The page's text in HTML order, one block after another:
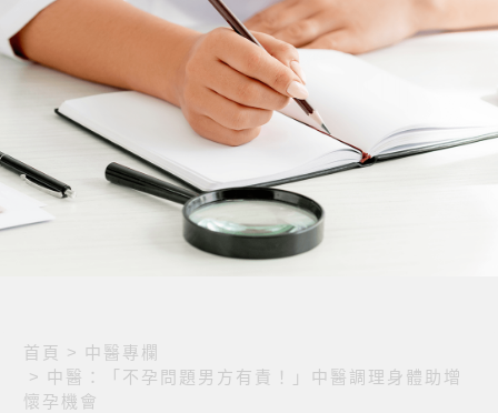
首頁 > 中醫專欄
> 中醫：「不孕問題男方有責！」中醫調理身體助增
懷孕機會